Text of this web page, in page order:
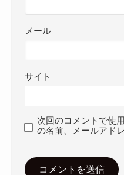
メール
サイト
次回のコメントで使
の名前、メールアド